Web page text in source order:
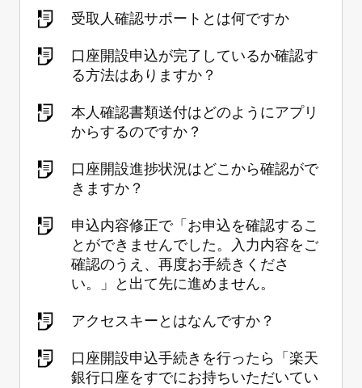
受取人確認サポートとは何ですか
口座開設申込が完了しているか確認す
る方法はありますか？
本人確認書類送付はどのようにアプリ
からするのですか？
口座開設進捗状況はどこから確認がで
きますか？
申込内容修正で「お申込を確認するこ
とができませんでした。入力内容をご
確認のうえ、再度お手続きくださ
い。」と出て先に進めません。
アクセスキーとはなんですか？
口座開設申込手続きを行ったら「楽天
銀行口座をすでにお持ちいただいてい